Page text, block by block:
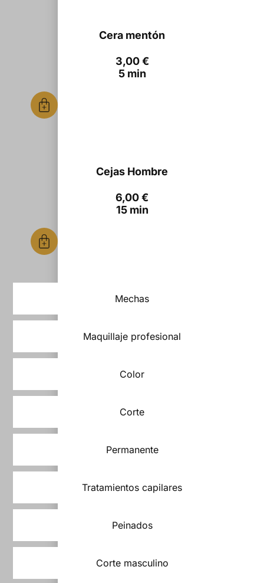
Mechas
Maquillaje profesional
Color
Corte
Permanente
Tratamientos capilares
Peinados
Corte masculino
Cera mentón
3,00€
5 min
Cejas Hombre
6,00€
15 min